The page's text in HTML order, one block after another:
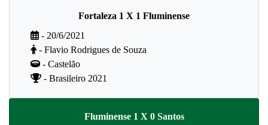
Fortaleza 1 X 1 Fluminense
- 20/6/2021
- Flavio Rodrigues de Souza
- Castelão
- Brasileiro 2021
Fluminense 1 X 0 Santos